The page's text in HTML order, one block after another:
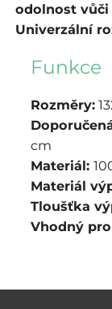
odolnost
Univerzální
Funkce
Rozměry:
cm
Materiál:
Materiál
Tloušťka
Vhodný